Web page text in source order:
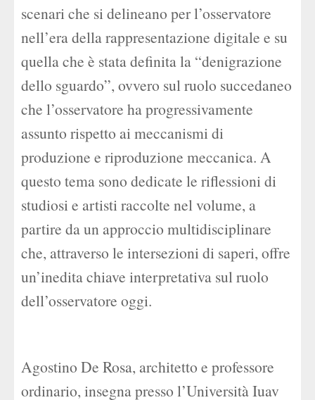
scenari che si delineano per l’osservatore
nell’era della rappresentazione digitale e su
quella che è stata definita la “denigrazione
dello sguardo”, ovvero sul ruolo succedaneo
che l’osservatore ha progressivamente
assunto rispetto ai meccanismi di
produzione e riproduzione meccanica. A
questo tema sono dedicate le riflessioni di
studiosi e artisti raccolte nel volume, a
partire da un approccio multidisciplinare
che, attraverso le intersezioni di saperi, offre
un’inedita chiave interpretativa sul ruolo
dell’osservatore oggi.
Agostino De Rosa, architetto e professore
ordinario, insegna presso l’Università Iuav